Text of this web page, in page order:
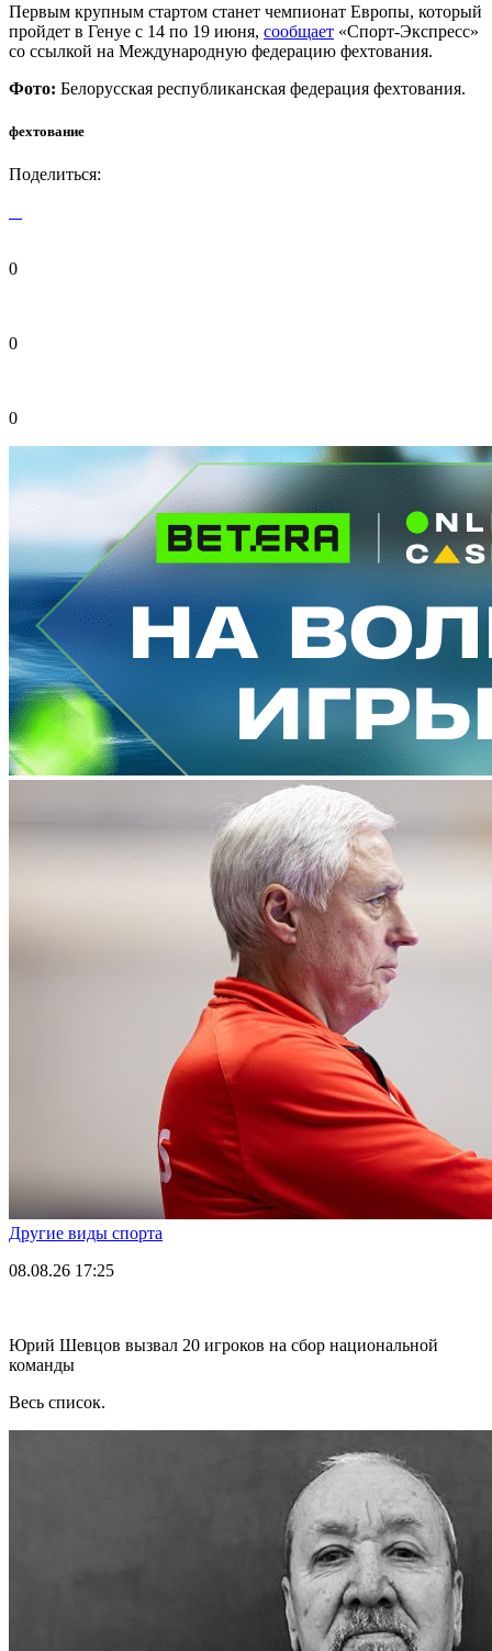
Первым крупным стартом станет чемпионат Европы, который
пройдет в Генуе с 14 по 19 июня, сообщает «Спорт-Экспресс»
со ссылкой на Международную федерацию фехтования.
Фото: Белорусская республиканская федерация фехтования.
фехтование
Поделиться:
0
0
0
Другие виды спорта
08.08.26 17:25
Юрий Шевцов вызвал 20 игроков на сбор национальной
команды
Весь список.